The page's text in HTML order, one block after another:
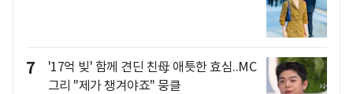
7
'17억 빚' 함께 견딘 친母 애틋한 효심..MC
그리 "제가 챙겨야죠" 뭉클